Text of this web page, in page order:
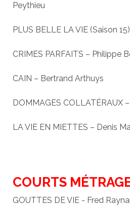
Peythieu
PLUS BELLE LA VIE (Saison
CRIMES PARFAITS – Philippe
CAIN – Bertrand Arthuys
DOMMAGES COLLATÉRAUX
LA VIE EN MIETTES – Denis
COURTS
GOUTTES DE VIE - Fred